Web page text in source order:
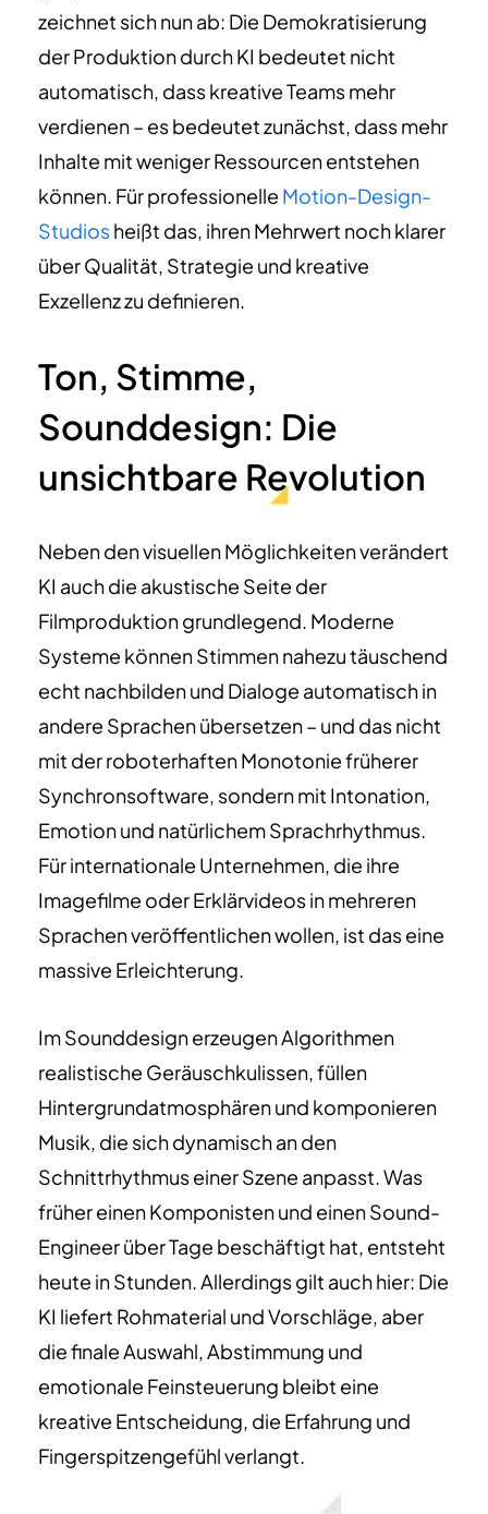
zeichnet sich nun ab: Die Demokratisierung
der Produktion durch KI bedeutet nicht
automatisch, dass kreative Teams mehr
verdienen – es bedeutet zunächst, dass mehr
Inhalte mit weniger Ressourcen entstehen
können. Für professionelle Motion-Design-
Studiosheißt das, ihren Mehrwert noch klarer
über Qualität, Strategie und kreative
Exzellenz zu definieren.
Ton, Stimme,
Sounddesign: Die
unsichtbare Revolution
Neben den visuellen Möglichkeiten verändert
KI auch die akustische Seite der
Filmproduktion grundlegend. Moderne
Systeme können Stimmen nahezu täuschend
echt nachbilden und Dialoge automatisch in
andere Sprachen übersetzen – und das nicht
mit der roboterhaften Monotonie früherer
Synchronsoftware, sondern mit Intonation,
Emotion und natürlichem Sprachrhythmus.
Für internationale Unternehmen, die ihre
Imagefilme oder Erklärvideos in mehreren
Sprachen veröffentlichen wollen, ist das eine
massive Erleichterung.
Im Sounddesign erzeugen Algorithmen
realistische Geräuschkulissen, füllen
Hintergrundatmosphären und komponieren
Musik, die sich dynamisch an den
Schnittrhythmus einer Szene anpasst. Was
früher einen Komponisten und einen Sound-
Engineer über Tage beschäftigt hat, entsteht
heute in Stunden. Allerdings gilt auch hier: Die
KI liefert Rohmaterial und Vorschläge, aber
die finale Auswahl, Abstimmung und
emotionale Feinsteuerung bleibt eine
kreative Entscheidung, die Erfahrung und
Fingerspitzengefühl verlangt.